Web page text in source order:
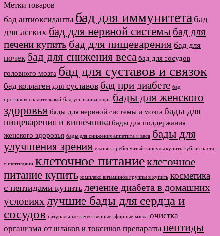
Метки товаров
бад антиоксиданты бад для иммунитета бад
для легких бад для нервной системы бад для
печени купить бад для пищеварения бад для
почек бад для снижения веса бад для сосудов
головного мозга бад для суставов и связок
бад коллаген для суставов бад при диабете бад
противовоспалительный бад успокаивающий бады для женского
здоровья бады для нервной системы и мозга бады для
пищеварения и кишечника бады для поддержания
женского здоровья бады для снижения аппетита и веса бады для
улучшения зрения ежовик гребенчатый капсулы купить зубная паста
с пептидами клеточное питаниеклеточное
питание купить комплекс витаминов группы в купить косметика
с пептидами купить лечение диабета в домашних
условиях лучшие бады для сердца и
сосудов натуральные качественные эфирные масла очистка
организма от шлаков и токсинов препараты пептиды